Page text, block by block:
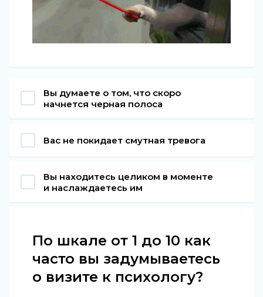
Вы думаете о том, что скоро
начнется черная полоса
Вас не покидает смутная тревога
Вы находитесь целиком в моменте
и наслаждаетесь им
По шкале от 1 до 10 как
часто вы задумываетесь
о визите к психологу?